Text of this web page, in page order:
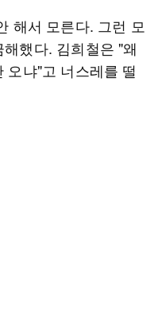
해서 모른다. 그런 모
했다. 김희철은 "왜
오냐"고 너스레를 떨